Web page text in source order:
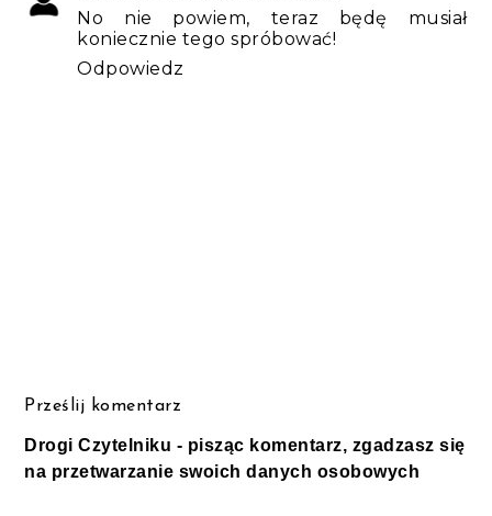
No nie powiem, teraz będę musiał
koniecznie tego spróbować!
Odpowiedz
Prześlij komentarz
Drogi Czytelniku - pisząc komentarz, zgadzasz się
na przetwarzanie swoich danych osobowych